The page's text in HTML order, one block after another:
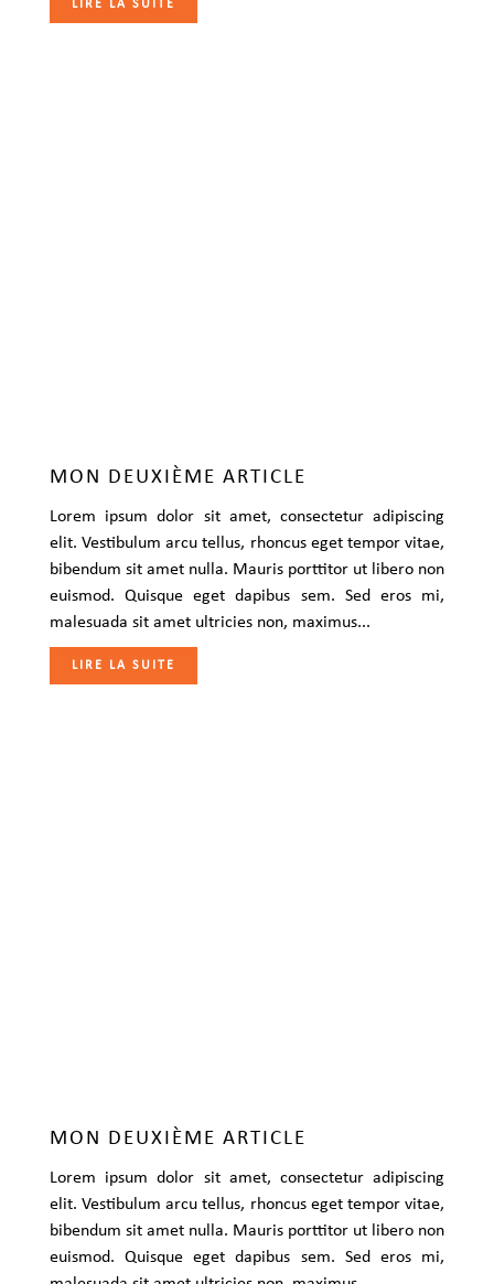
LIRE LA SUITE
MON DEUXIÈME ARTICLE
Lorem ipsum dolor sit amet, consectetur adipiscing
elit. Vestibulum arcu tellus, rhoncus eget tempor vitae,
bibendum sit amet nulla. Mauris porttitor ut libero non
euismod. Quisque eget dapibus sem. Sed eros mi,
malesuada sit amet ultricies non, maximus...
LIRE LA SUITE
MON DEUXIÈME ARTICLE
Lorem ipsum dolor sit amet, consectetur adipiscing
elit. Vestibulum arcu tellus, rhoncus eget tempor vitae,
bibendum sit amet nulla. Mauris porttitor ut libero non
euismod. Quisque eget dapibus sem. Sed eros mi,